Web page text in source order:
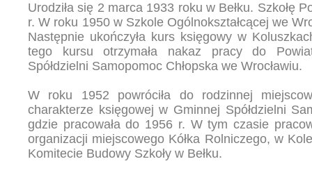
Urodziła się 2 marca 1933 roku w Bełku. Szkołę
r. W roku 1950 w Szkole Ogólnokształcącej we
Następnie ukończyła kurs księgowy w
tego kursu otrzymała nakaz pracy do
Spółdzielni Samopomoc Chłopska we Wrocławiu.
W roku 1952 powróciła do rodzinnej
charakterze księgowej w Gminnej Spółdzielni
gdzie pracowała do 1956 r. W tym czasie
organizacji miejscowego Kółka Rolniczego, w
Komitecie Budowy Szkoły w Bełku.